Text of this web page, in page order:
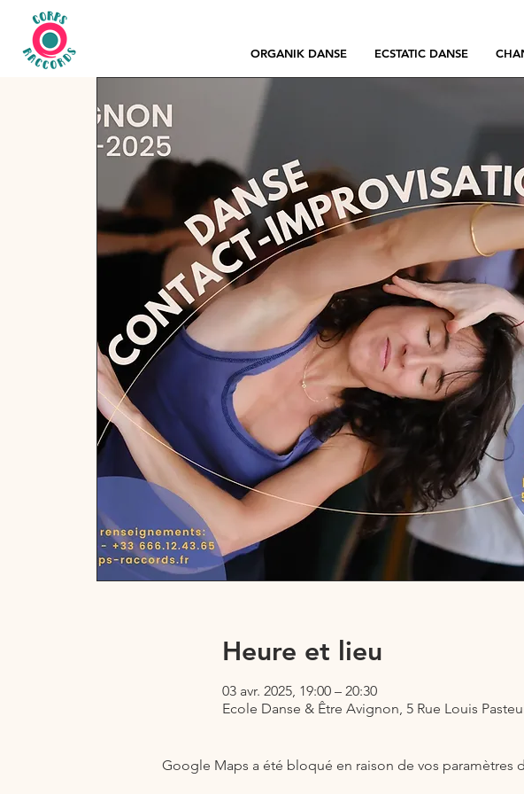
ORGANIK DANSE ECSTATIC DANSE
Heure et lieu
03 avr. 2025, 19:00 – 20:30
Ecole Danse & Être Avignon, 5 Rue Louis
Google Maps a été bloqué en raison de vos